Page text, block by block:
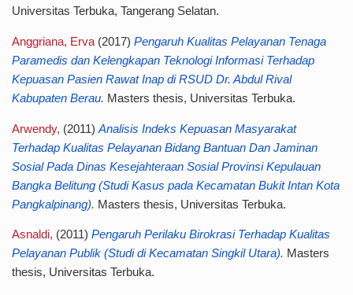
Universitas Terbuka, Tangerang Selatan.
Anggriana, Erva(2017) Pengaruh Kualitas Pelayanan Tenaga
Paramedis dan Kelengkapan Teknologi Informasi Terhadap
Kepuasan Pasien Rawat Inap di RSUD Dr. Abdul Rival
Kabupaten Berau. Masters thesis, Universitas Terbuka.
Arwendy, (2011) Analisis Indeks Kepuasan Masyarakat
Terhadap Kualitas Pelayanan Bidang Bantuan Dan Jaminan
Sosial Pada Dinas Kesejahteraan Sosial Provinsi Kepulauan
Bangka Belitung (Studi Kasus pada Kecamatan Bukit Intan Kota
Pangkalpinang). Masters thesis, Universitas Terbuka.
Asnaldi, (2011) Pengaruh Perilaku Birokrasi Terhadap Kualitas
Pelayanan Publik (Studi di Kecamatan Singkil Utara). Masters
thesis, Universitas Terbuka.